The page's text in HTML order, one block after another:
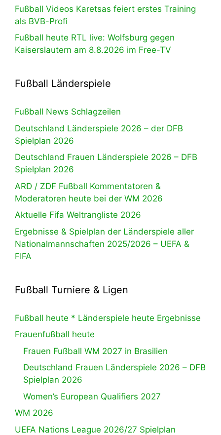
Fußball Videos Karetsas feiert erstes Training
als BVB-Profi
Fußball heute RTL live: Wolfsburg gegen
Kaiserslautern am 8.8.2026 im Free-TV
Fußball Länderspiele
Fußball News Schlagzeilen
Deutschland Länderspiele 2026 – der DFB
Spielplan 2026
Deutschland Frauen Länderspiele 2026 – DFB
Spielplan 2026
ARD / ZDF Fußball Kommentatoren &
Moderatoren heute bei der WM 2026
Aktuelle Fifa Weltrangliste 2026
Ergebnisse & Spielplan der Länderspiele aller
Nationalmannschaften 2025/2026 – UEFA &
FIFA
Fußball Turniere & Ligen
Fußball heute * Länderspiele heute Ergebnisse
Frauenfußball heute
Frauen Fußball WM 2027 in Brasilien
Deutschland Frauen Länderspiele 2026 – DFB
Spielplan 2026
Women’s European Qualifiers 2027
WM 2026
UEFA Nations League 2026/27 Spielplan